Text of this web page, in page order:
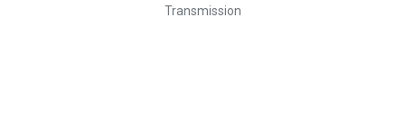
Transmission